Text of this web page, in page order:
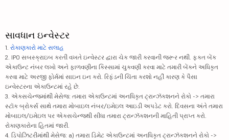
સાવધાન ઇન્વેસ્ટર
1. રોકાણકારો માટે સલાહ
2. IPO સબસ્ક્રાઇબ કરતી વખતે ઇન્વેસ્ટર દ્વારા ચેક જારી કરવાની જરૂર નથી. ફક્ત બેંક
એકાઉન્ટ નંબર લખો અને ફાળવણીના કિસ્સામાં ચુકવણી કરવા માટે તમારી બેંકને અધિકૃત
કરવા માટે અરજી ફોર્મમાં સાઇન ઇન કરો. રિફંડની ચિંતા કરશો નહીં કારણ કે પૈસા
ઇન્વેસ્ટરના એકાઉન્ટમાં રહે છે.
3. એક્સચેન્જમાંથી મેસેજ: તમારા એકાઉન્ટમાં અનધિકૃત ટ્રાન્ઝૅક્શનને રોકો -> તમારા
સ્ટૉક બ્રોકર્સ સાથે તમારા મોબાઇલ નંબર/ઇમેઇલ આઇડી અપડેટ કરો. દિવસના અંતે તમારા
મોબાઇલ/ઇમેઇલ પર એક્સચેન્જથી સીધા તમારા ટ્રાન્ઝૅક્શનની માહિતી પ્રાપ્ત કરો.
રોકાણકારોના હિતમાં જારી.
4. ડિપોઝિટરીમાંથી મેસેજ: a) તમારા ડિમેટ એકાઉન્ટમાં અનધિકૃત ટ્રાન્ઝૅક્શનને રોકો ->